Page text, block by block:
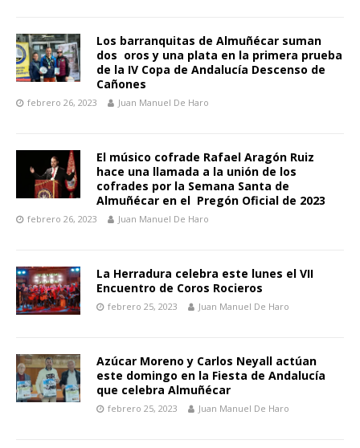
Los barranquitas de Almuñécar suman
dos oros y una plata en la primera prueba
de la IV Copa de Andalucía Descenso de
Cañones
febrero 26, 2023 Juan Manuel De Haro
El músico cofrade Rafael Aragón Ruiz
hace una llamada a la unión de los
cofrades por la Semana Santa de
Almuñécar en el Pregón Oficial de 2023
febrero 26, 2023 Juan Manuel De Haro
La Herradura celebra este lunes el VII
Encuentro de Coros Rocieros
febrero 25, 2023 Juan Manuel De Haro
Azúcar Moreno y Carlos Neyall actúan
este domingo en la Fiesta de Andalucía
que celebra Almuñécar
febrero 25, 2023 Juan Manuel De Haro